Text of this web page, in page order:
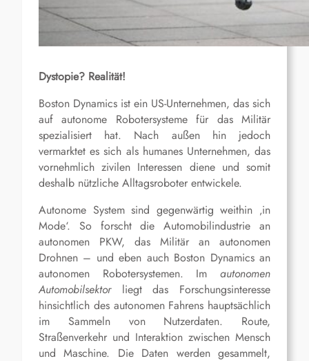
Dystopie? Realität!
Boston Dynamics ist ein US-Unternehmen, das sich
auf autonome Robotersysteme für das Militär
spezialisiert hat. Nach außen hin jedoch
vermarktet es sich als humanes Unternehmen, das
vornehmlich zivilen Interessen diene und somit
deshalb nützliche Alltagsroboter entwickele.
Autonome System sind gegenwärtig weithin ‚in
Mode‘. So forscht die Automobilindustrie an
autonomen PKW, das Militär an autonomen
Drohnen – und eben auch Boston Dynamics an
autonomen Robotersystemen. Im autonomen
Automobilsektorliegt das Forschungsinteresse
hinsichtlich des autonomen Fahrens hauptsächlich
im Sammeln von Nutzerdaten. Route,
Straßenverkehr und Interaktion zwischen Mensch
und Maschine. Die Daten werden gesammelt,